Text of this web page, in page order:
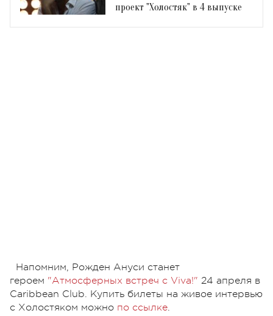
проект "Холостяк" в 4 выпуске
Напомним, Рожден Ануси станет
героем "Атмосферных встреч с Viva!" 24 апреля в
Caribbean Club. Купить билеты на живое интервью
с Холостяком можно по ссылке.